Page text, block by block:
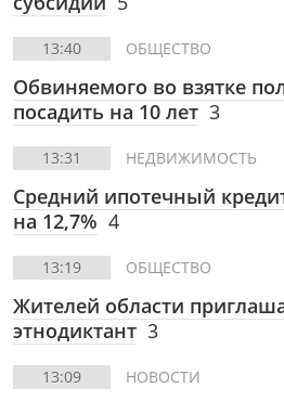
13:40 ОБЩЕСТВО
Обвиняемого во взятке
посадить на 10 лет 3
13:31 НЕДВИЖИМОСТЬ
Средний ипотечный
на 12,7% 4
13:19 ОБЩЕСТВО
Жителей области
этнодиктант 3
13:09 НОВОСТИ